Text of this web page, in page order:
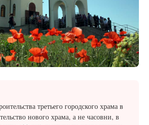
третьего городского храма в
нового храма, а не часовни, в